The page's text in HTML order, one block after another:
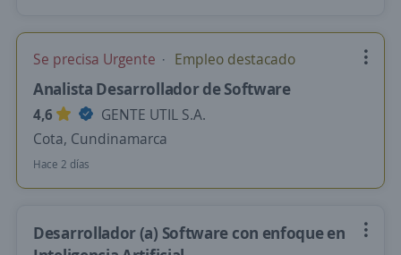
Se precisa Urgente Empleo destacado
Analista Desarrollador de Software
4,6
GENTE UTIL S.A.
Cota, Cundinamarca
Hace 2 días
Desarrollador (a) Software con enfoque en